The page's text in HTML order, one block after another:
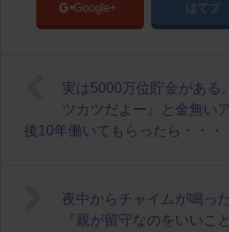
Google+ はてブ
実は5000万位貯金がある
ツカツだよー』と金無い
後10年働いてもらったら・・・
夜中からチャイムが鳴っ
『親が留守なのをいいこ